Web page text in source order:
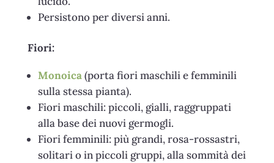
Persistono per diversi anni.
Fiori:
Monoica(porta fiori maschili e femminili
sulla stessa pianta).
Fiori maschili: piccoli, gialli, raggruppati
alla base dei nuovi germogli.
Fiori femminili: più grandi, rosa-rossastri,
solitari o in piccoli gruppi, alla sommità dei